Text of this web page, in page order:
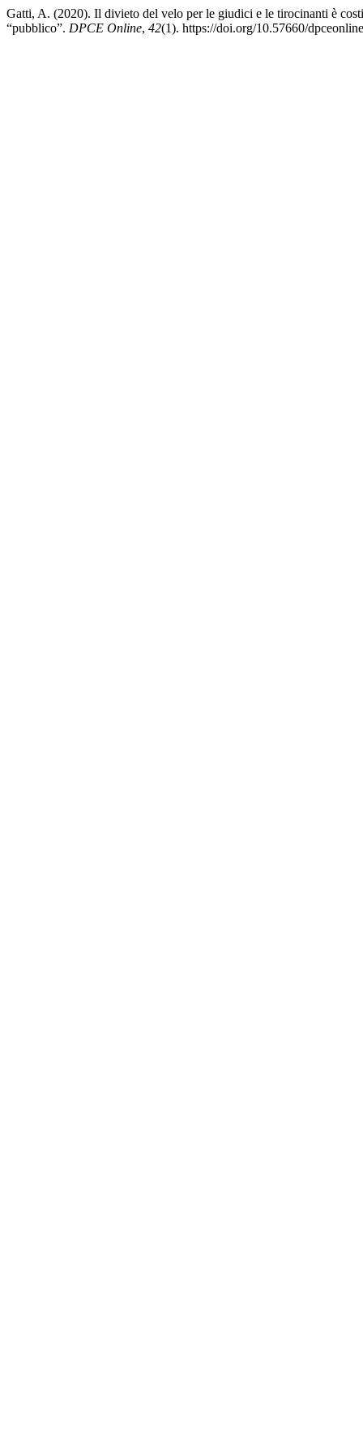
Gatti, A. (2020). Il divieto del velo per le giudici e le tirocinanti è
“pubblico”. DPCE Online, 42(1). https://doi.org/10.57660/